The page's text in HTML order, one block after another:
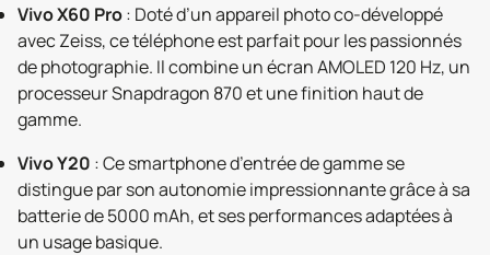
Vivo X60 Pro: Doté d’un appareil photo co-développé
avec Zeiss, ce téléphone est parfait pour les passionnés
de photographie. Il combine un écran AMOLED 120 Hz, un
processeur Snapdragon 870 et une finition haut de
gamme.
Vivo Y20 : Ce smartphone d’entrée de gamme se
distingue par son autonomie impressionnante grâce à sa
batterie de 5000 mAh, et ses performances adaptées à
un usage basique.